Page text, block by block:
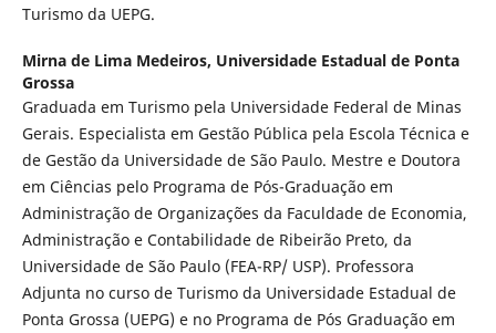
Turismo da UEPG.
Mirna de Lima Medeiros, Universidade Estadual de Ponta
Grossa
Graduada em Turismo pela Universidade Federal de Minas
Gerais. Especialista em Gestão Pública pela Escola Técnica e
de Gestão da Universidade de São Paulo. Mestre e Doutora
em Ciências pelo Programa de Pós-Graduação em
Administração de Organizações da Faculdade de Economia,
Administração e Contabilidade de Ribeirão Preto, da
Universidade de São Paulo (FEA-RP/ USP). Professora
Adjunta no curso de Turismo da Universidade Estadual de
Ponta Grossa (UEPG) e no Programa de Pós Graduação em